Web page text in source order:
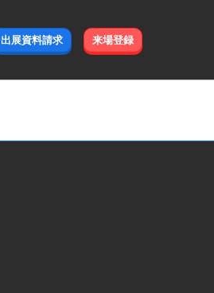
出展資料請求 来場登録